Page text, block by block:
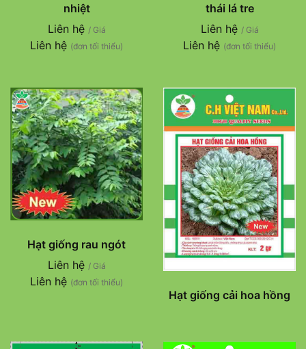
nhiệt
Liên hệ / Giá
Liên hệ (đơn tối thiểu)
thái lá tre
Liên hệ / Giá
Liên hệ (đơn tối thiểu)
Hạt giống rau ngót
Liên hệ / Giá
Liên hệ (đơn tối thiểu)
Hạt giống cải hoa hồng